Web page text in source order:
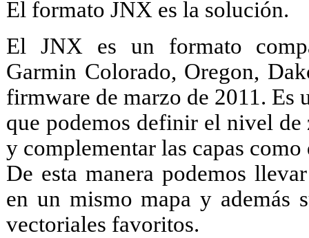
El formato JNX es la solución.
El JNX es un formato
Garmin Colorado, Oregon,
firmware de marzo de 2011. Es
que podemos definir el nivel de
y complementar las capas como
De esta manera podemos
en un mismo mapa y además
vectoriales favoritos.